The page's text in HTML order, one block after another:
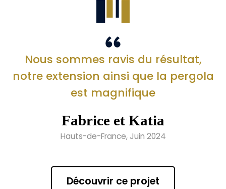
Nous sommes ravis du résultat,
notre extension ainsi que la pergola
est magnifique
Fabrice et Katia
Hauts-de-France, Juin 2024
Découvrir ce projet